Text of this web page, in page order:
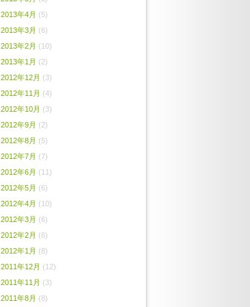
2013年4月 (5)
2013年3月 (6)
2013年2月 (10)
2013年1月 (2)
2012年12月 (3)
2012年11月 (4)
2012年10月 (3)
2012年9月 (2)
2012年8月 (5)
2012年7月 (7)
2012年6月 (11)
2012年5月 (6)
2012年4月 (10)
2012年3月 (6)
2012年2月 (6)
2012年1月 (8)
2011年12月 (12)
2011年11月 (3)
2011年8月 (8)